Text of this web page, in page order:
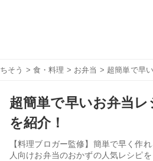
ちそう > 食・料理 > お弁当 > 超簡単で早
超簡単で早いお弁当
を紹介！
【料理ブロガー監修】簡単で早く作
人向けお弁当のおかずの人気レシピ